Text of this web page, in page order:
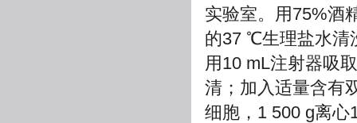
实验室。用75%酒
的37 ℃生理盐水清
用10 mL注射器吸
清；加入适量含有
细胞，1 500 g离